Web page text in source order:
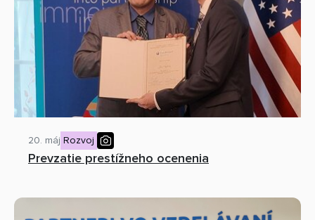
20. máj Rozvoj
Prevzatie prestížneho ocenenia